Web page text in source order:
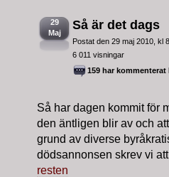
29
Maj
Så är det dags
Postat den 29 maj 2010, kl
6 011 visningar
159 har
Så har dagen kommit för
den äntligen blir av och
grund av diverse
dödsannonsen skrev vi
resten